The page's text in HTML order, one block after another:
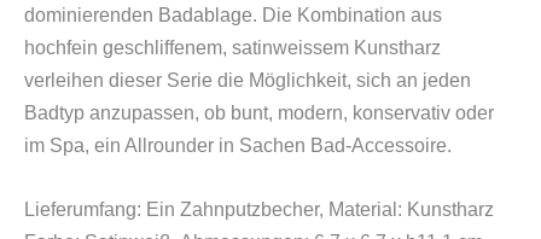
dominierenden Badablage. Die Kombination aus
hochfein geschliffenem, satinweissem Kunstharz
verleihen dieser Serie die Möglichkeit, sich an jeden
Badtyp anzupassen, ob bunt, modern, konservativ oder
im Spa, ein Allrounder in Sachen Bad-Accessoire.
Lieferumfang: Ein Zahnputzbecher, Material: Kunstharz